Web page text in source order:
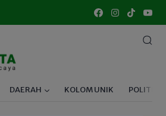
DAERAH KOLOM UNIK POLITIK